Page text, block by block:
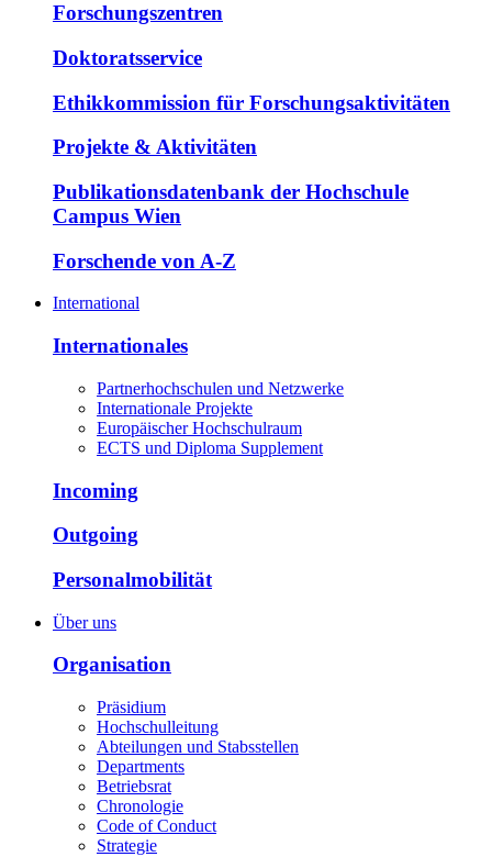
Forschungszentren
Doktoratsservice
Ethikkommission für Forschungsaktivitäten
Projekte & Aktivitäten
Publikationsdatenbank der Hochschule
Campus Wien
Forschende von A-Z
International
Internationales
Partnerhochschulen und Netzwerke
Internationale Projekte
Europäischer Hochschulraum
ECTS und Diploma Supplement
Incoming
Outgoing
Personalmobilität
Über uns
Organisation
Präsidium
Hochschulleitung
Abteilungen und Stabsstellen
Departments
Betriebsrat
Chronologie
Code of Conduct
Strategie